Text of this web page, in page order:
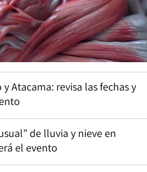
Atacama: revisa las fechas y
de lluvia y nieve en
el evento